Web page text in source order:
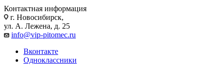
Контактная информация
г. Новосибирск,
ул. А. Лежена, д. 25
info@vip-pitomec.ru
Вконтакте
Одноклассники